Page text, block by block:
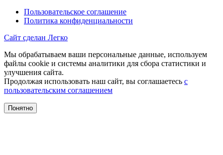
Пользовательское соглашение
Политика конфиденциальности
Сайт сделан Легко
Мы обрабатываем ваши персональные данные, используем
файлы cookie и системы аналитики для сбора статистики и
улучшения сайта.
Продолжая использовать наш сайт, вы соглашаетесь с
пользовательским соглашением
Понятно